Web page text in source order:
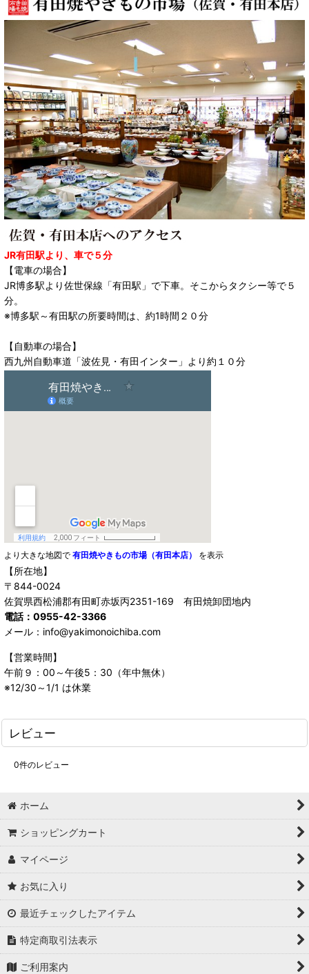
JR有田駅より、車で５分
【電車の場合】
JR博多駅より佐世保線「有田駅」で下車。そこからタクシー等で５
分。
※博多駅～有田駅の所要時間は、約1時間２０分
【自動車の場合】
西九州自動車道「波佐見・有田インター」より約１０分
より大きな地図で 有田焼やきもの市場（有田本店） を表示
【所在地】
〒844-0024
佐賀県西松浦郡有田町赤坂丙2351-169 有田焼卸団地内
電話：0955-42-3366
メール：info@yakimonoichiba.com
【営業時間】
午前９：00～午後5：30（年中無休）
※12/30～1/1 は休業
レビュー
0件のレビュー
ホーム
ショッピングカート
マイページ
お気に入り
最近チェックしたアイテム
特定商取引法表示
ご利用案内